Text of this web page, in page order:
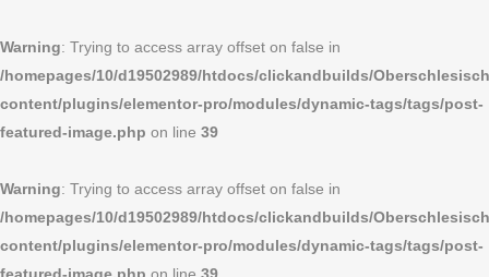
Warning: Trying to access array offset on false in
/homepages/10/d19502989/htdocs/clickandbuilds/
content/plugins/elementor-pro/modules/dynamic-tags/tags/post-
featured-image.php on line 39
Warning: Trying to access array offset on false in
/homepages/10/d19502989/htdocs/clickandbuilds/
content/plugins/elementor-pro/modules/dynamic-tags/tags/post-